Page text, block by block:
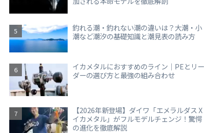
釣れる潮・釣れない潮の違いは？大潮・小
潮など潮汐の基礎知識と潮見表の読み方
イカメタルにおすすめのライン｜PEとリー
ダーの選び方と最強の組み合わせ
【2026年新登場】ダイワ「エメラルダス X
イカメタル」がフルモデルチェンジ！驚愕
の進化を徹底解説